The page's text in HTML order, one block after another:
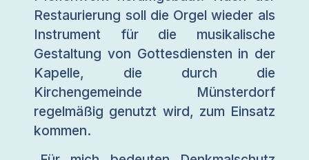
Restaurierung soll die Orgel wieder als
Instrument für die musikalische
Gestaltung von Gottesdiensten in der
Kapelle, die durch die
Kirchengemeinde Münsterdorf
regelmäßig genutzt wird, zum Einsatz
kommen.